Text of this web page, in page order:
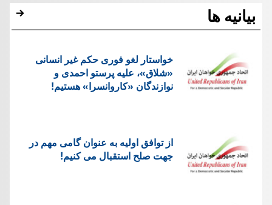
بیانیه ها
خواستار لغو فوری حکم غیر انسانی
«شلاق»، علیه پرستو احمدی و
نوازندگان «کاروانسرا» هستیم!
از توافق اولیه به عنوان گامی مهم در
جهت صلح استقبال می کنیم!